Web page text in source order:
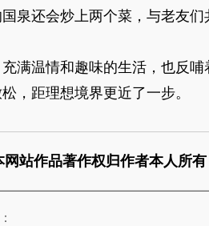
泉还会炒上两个菜，与老友们
温情和趣味的生活，也反哺
，距理想境界更近了一步。
网站作品著作权归作者本人所